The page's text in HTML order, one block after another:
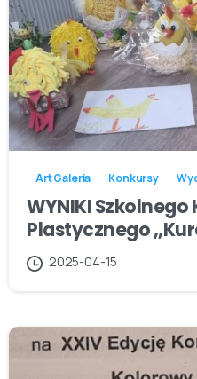
Art Galeria Konkursy
WYNIKI
Plastycznego
2025-04-15